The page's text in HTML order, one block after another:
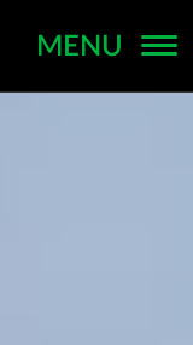
MENU